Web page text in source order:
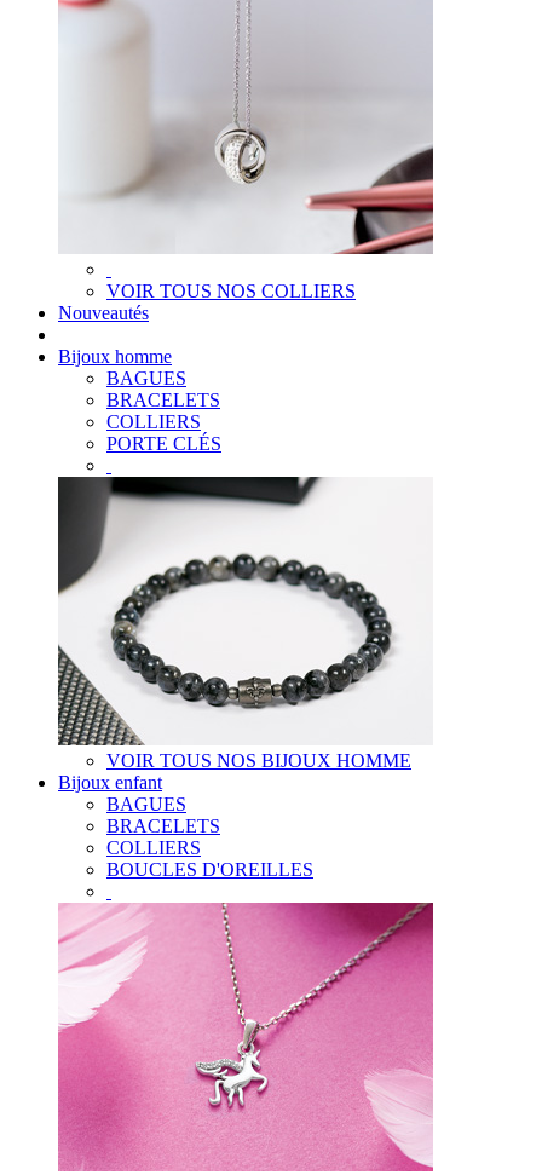
VOIR TOUS NOS COLLIERS
Nouveautés
Bijoux homme
BAGUES
BRACELETS
COLLIERS
PORTE CLÉS
VOIR TOUS NOS BIJOUX HOMME
Bijoux enfant
BAGUES
BRACELETS
COLLIERS
BOUCLES D'OREILLES